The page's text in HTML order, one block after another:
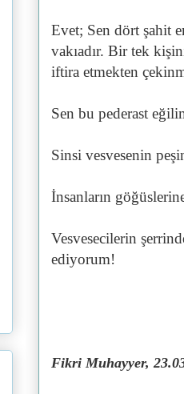
Evet; Sen dört şahit
vakıadır. Bir tek
iftira etmekten
Sen bu pederast
Sinsi vesvesenin
İnsanların
Vesvesecilerin
ediyorum!
Fikri Muhayyer,